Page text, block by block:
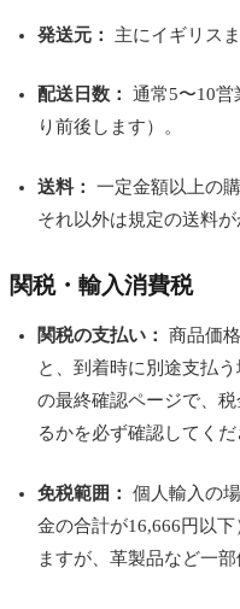
発送元： 主にイギリス
配送日数：
通常5〜10営
り前後します）。
送料：
一定金額以上の
それ以外は規定の送料が
関税・輸入消費税
関税の支払い：
商品価
と、到着時に別途支払
の最終確認ページで、
るかを必ず確認してくだ
免税範囲：
個人輸入の
金の合計が16,666円以
ますが、革製品など一部